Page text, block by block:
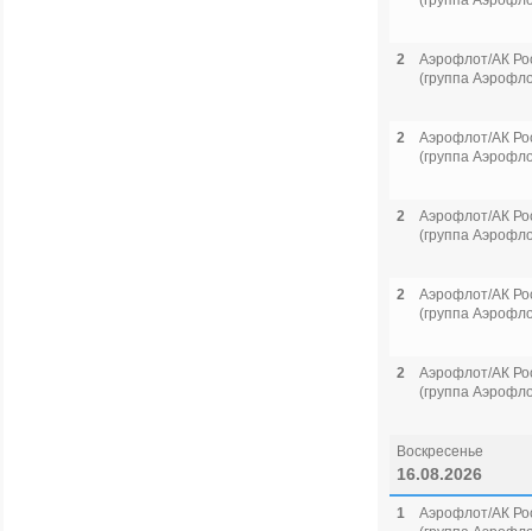
2
Аэрофлот/АК
(группа
2
Аэрофлот/АК
(группа
2
Аэрофлот/АК
(группа
2
Аэрофлот/АК
(группа
2
Аэрофлот/АК
(группа
Воскресенье
16.08.2026
1
Аэрофлот/АК